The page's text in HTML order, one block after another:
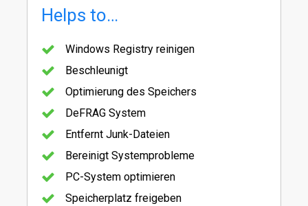
Helps to…
Windows Registry reinigen
Beschleunigt
Optimierung des Speichers
DeFRAG System
Entfernt Junk-Dateien
Bereinigt Systemprobleme
PC-System optimieren
Speicherplatz freigeben